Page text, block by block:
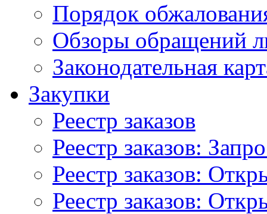
Порядок
Обзоры обращений
Законодательная
Закупки
Реестр заказов
Реестр заказов:
Реестр заказов:
Реестр заказов: